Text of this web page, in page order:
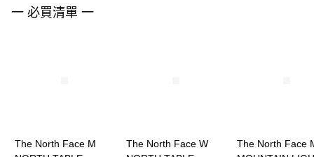
請求用戶進行身份認證。
５．嚴禁一人註冊多個帳號或使用他人資訊註冊。若發現惡意使用之情形，
一 必買清單 一
The North Face M
The North Face W
The North Face